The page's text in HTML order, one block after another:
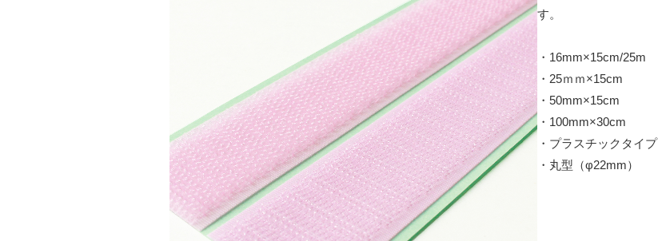
す。
・16mm×15cm/25m
・25ｍｍ×15cm
・50mm×15cm
・100mm×30cm
・プラスチックタイプ
・丸型（φ22mm）